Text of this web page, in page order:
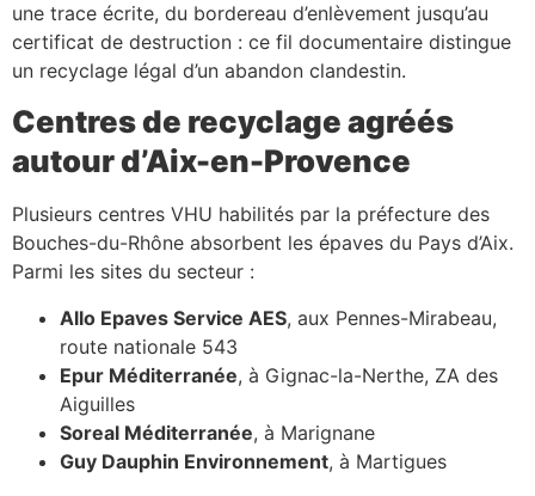
une trace écrite, du bordereau d’enlèvement jusqu’au
certificat de destruction : ce fil documentaire distingue
un recyclage légal d’un abandon clandestin.
Centres de recyclage agréés
autour d’Aix-en-Provence
Plusieurs centres VHU habilités par la préfecture des
Bouches-du-Rhône absorbent les épaves du Pays d’Aix.
Parmi les sites du secteur :
Allo Epaves Service AES, aux Pennes-Mirabeau,
route nationale 543
Epur Méditerranée, à Gignac-la-Nerthe, ZA des
Aiguilles
Soreal Méditerranée, à Marignane
Guy Dauphin Environnement, à Martigues